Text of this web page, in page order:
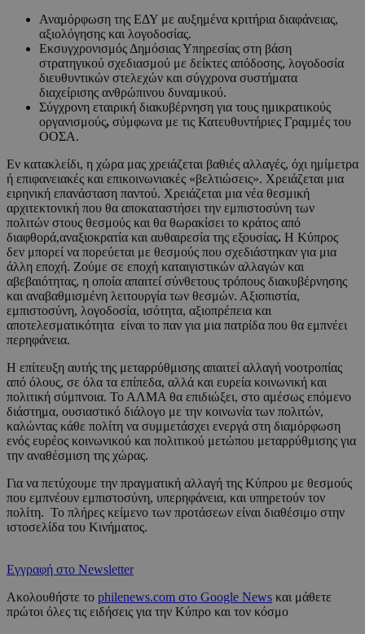
Αναμόρφωση της ΕΔΥ με αυξημένα κριτήρια διαφάνειας,
αξιολόγησης και λογοδοσίας.
Εκσυγχρονισμός Δημόσιας Υπηρεσίας στη βάση
στρατηγικού σχεδιασμού με δείκτες απόδοσης, λογοδοσία
διευθυντικών στελεχών και σύγχρονα συστήματα
διαχείρισης ανθρώπινου δυναμικού.
Σύγχρονη εταιρική διακυβέρνηση για τους ημικρατικούς
οργανισμούς, σύμφωνα με τις Κατευθυντήριες Γραμμές του
ΟΟΣΑ.
Εν κατακλείδι, η χώρα μας χρειάζεται βαθιές αλλαγές, όχι ημίμετρα
ή επιφανειακές και επικοινωνιακές «βελτιώσεις». Χρειάζεται μια
ειρηνική επανάσταση παντού. Χρειάζεται μια νέα θεσμική
αρχιτεκτονική που θα αποκαταστήσει την εμπιστοσύνη των
πολιτών στους θεσμούς και θα θωρακίσει το κράτος από
διαφθορά,αναξιοκρατία και αυθαιρεσία της εξουσίας. Η Κύπρος
δεν μπορεί να πορεύεται με θεσμούς που σχεδιάστηκαν για μια
άλλη εποχή. Ζούμε σε εποχή καταιγιστικών αλλαγών και
αβεβαιότητας, η οποία απαιτεί σύνθετους τρόπους διακυβέρνησης
και αναβαθμισμένη λειτουργία των θεσμών. Αξιοπιστία,
εμπιστοσύνη, λογοδοσία, ισότητα, αξιοπρέπεια και
αποτελεσματικότητα είναι το παν για μια πατρίδα που θα εμπνέει
περηφάνεια.
Η επίτευξη αυτής της μεταρρύθμισης απαιτεί αλλαγή νοοτροπίας
από όλους, σε όλα τα επίπεδα, αλλά και ευρεία κοινωνική και
πολιτική σύμπνοια. Το ΑΛΜΑ θα επιδιώξει, στο αμέσως επόμενο
διάστημα, ουσιαστικό διάλογο με την κοινωνία των πολιτών,
καλώντας κάθε πολίτη να συμμετάσχει ενεργά στη διαμόρφωση
ενός ευρέος κοινωνικού και πολιτικού μετώπου μεταρρύθμισης για
την αναθέσμιση της χώρας.
Για να πετύχουμε την πραγματική αλλαγή της Κύπρου με θεσμούς
που εμπνέουν εμπιστοσύνη, υπερηφάνεια, και υπηρετούν τον
πολίτη. Το πλήρες κείμενο των προτάσεων είναι διαθέσιμο στην
ιστοσελίδα του Κινήματος.
Εγγραφή στο Newsletter
Ακολουθήστε το philenews.com στο Google News και μάθετε
πρώτοι όλες τις ειδήσεις για την Κύπρο και τον κόσμο